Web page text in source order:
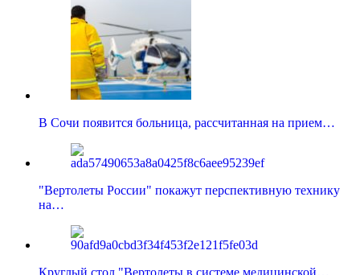
В Сочи появится больница, рассчитанная на прием…
"Вертолеты России" покажут перспективную технику
на…